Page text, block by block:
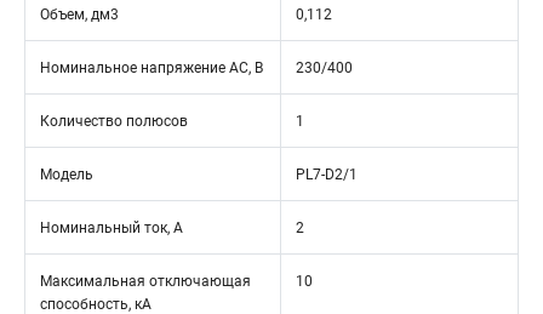
Объем, дм3 0,112
Номинальное напряжение АС, В 230/400
Количество полюсов 1
Модель PL7-D2/1
Номинальный ток, А 2
Максимальная отключающая
способность, кА
10